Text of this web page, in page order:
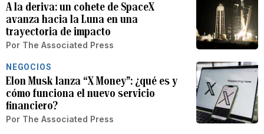
A la deriva: un cohete de SpaceX
avanza hacia la Luna en una
trayectoria de impacto
Por The Associated Press
NEGOCIOS
Elon Musk lanza “X Money”: ¿qué es y
cómo funciona el nuevo servicio
financiero?
Por The Associated Press